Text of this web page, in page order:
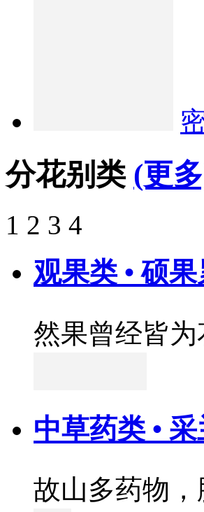
分花别类 (更
1 2 3 4
观果类 • 硕
然果曾经皆
中草药类 •
故山多药物